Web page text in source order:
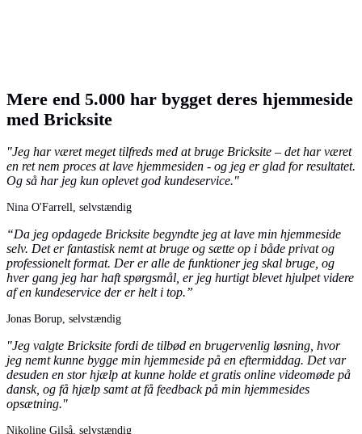
Mere end 5.000 har bygget deres hjemmeside
med Bricksite
"Jeg har været meget tilfreds med at bruge Bricksite – det har været
en ret nem proces at lave hjemmesiden - og jeg er glad for resultatet.
Og så har jeg kun oplevet god kundeservice."
Nina O'Farrell, selvstændig
“Da jeg opdagede Bricksite begyndte jeg at lave min hjemmeside
selv. Det er fantastisk nemt at bruge og sætte op i både privat og
professionelt format. Der er alle de funktioner jeg skal bruge, og
hver gang jeg har haft spørgsmål, er jeg hurtigt blevet hjulpet videre
af en kundeservice der er helt i top.”
Jonas Borup, selvstændig
"Jeg valgte Bricksite fordi de tilbød en brugervenlig løsning, hvor
jeg nemt kunne bygge min hjemmeside på en eftermiddag. Det var
desuden en stor hjælp at kunne holde et gratis online videomøde på
dansk, og få hjælp samt at få feedback på min hjemmesides
opsætning."
Nikoline Gilså, selvstændig